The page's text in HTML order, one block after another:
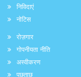
निविदाएं
नोटिस
रोज़गार
गोपनीयता नीति
अस्वीकरण
पूछताछ